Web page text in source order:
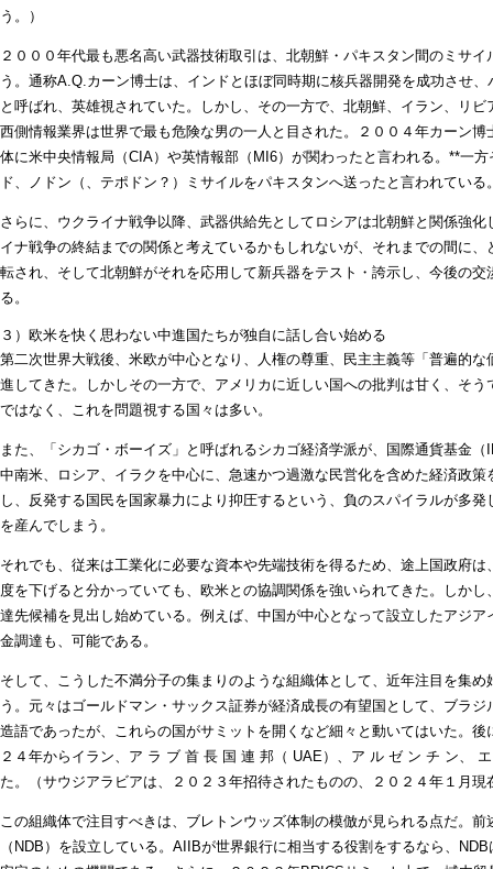
う。）
２０００年代最も悪名高い武器技術取引は、北朝鮮・パキスタン間のミサ
う。通称A.Q.カーン博士は、インドとほぼ同時期に核兵器開発を成功させ
と呼ばれ、英雄視されていた。しかし、その一方で、北朝鮮、イラン、リ
西側情報業界は世界で最も危険な男の一人と目された。２００４年カーン
体に米中央情報局（CIA）や英情報部（MI6）が関わったと言われる。**一
ド、ノドン（、テポドン？）ミサイルをパキスタンへ送ったと言われている
さらに、ウクライナ戦争以降、武器供給先としてロシアは北朝鮮と関係強
イナ戦争の終結までの関係と考えているかもしれないが、それまでの間に
転され、そして北朝鮮がそれを応用して新兵器をテスト・誇示し、今後の
る。
３）欧米を快く思わない中進国たちが独自に話し合い始める
第二次世界大戦後、米欧が中心となり、人権の尊重、民主主義等「普遍的
進してきた。しかしその一方で、アメリカに近しい国への批判は甘く、そ
ではなく、これを問題視する国々は多い。
また、「シカゴ・ボーイズ」と呼ばれるシカゴ経済学派が、国際通貨基金
中南米、ロシア、イラクを中心に、急速かつ過激な民営化を含めた経済政
し、反発する国民を国家暴力により抑圧するという、負のスパイラルが多
を産んでしまう。
それでも、従来は工業化に必要な資本や先端技術を得るため、途上国政府
度を下げると分かっていても、欧米との協調関係を強いられてきた。しか
達先候補を見出し始めている。例えば、中国が中心となって設立したアジ
金調達も、可能である。
そして、こうした不満分子の集まりのような組織体として、近年注目を集
う。元々はゴールドマン・サックス証券が経済成長の有望国として、ブラ
造語であったが、これらの国がサミットを開くなど細々と動いてはいた。
２４年からイラン、ア ラ ブ 首 長 国 連 邦（ UAE）、ア ル ゼ ン チ ン、
た。（サウジアラビアは、２０２３年招待されたものの、２０２４年１月
この組織体で注目すべきは、ブレトンウッズ体制の模倣が見られる点だ。
（NDB）を設立している。AIIBが世界銀行に相当する役割をするなら、